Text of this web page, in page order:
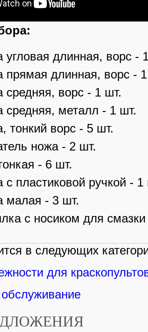
угловая длинная, ворс -
прямая длинная, ворс -
средняя, ворс - 1 шт.
средняя, металл - 1 шт.
тонкий ворс - 5 шт.
ножа - 2 шт.
- 6 шт.
с пластиковой ручкой - 1
малая - 3 шт.
с носиком для
в следующих
для